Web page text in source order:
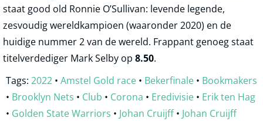
staat good old Ronnie O’Sullivan: levende legende,
zesvoudig wereldkampioen (waaronder 2020) en de
huidige nummer 2 van de wereld. Frappant genoeg staat
titelverdediger Mark Selby op 8.50.
Tags: 2022 • Amstel Gold race • Bekerfinale • Bookmakers
• Brooklyn Nets • Club • Corona • Eredivisie • Erik ten Hag
• Golden State Warriors • Johan Cruijff• Johan Cruijff